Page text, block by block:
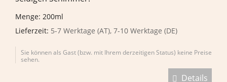
Menge: 200ml
Lieferzeit: 5-7 Werktage (AT), 7-10 Werktage (DE)
Sie können als Gast (bzw. mit Ihrem derzeitigen Status) keine Preise
sehen.
Details